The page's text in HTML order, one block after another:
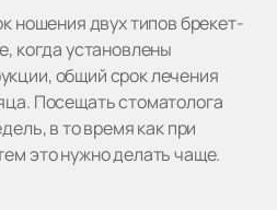
ношения двух типов брекет-
когда установлены
общий срок лечения
Посещать стоматолога
в то время как при
это нужно делать чаще.